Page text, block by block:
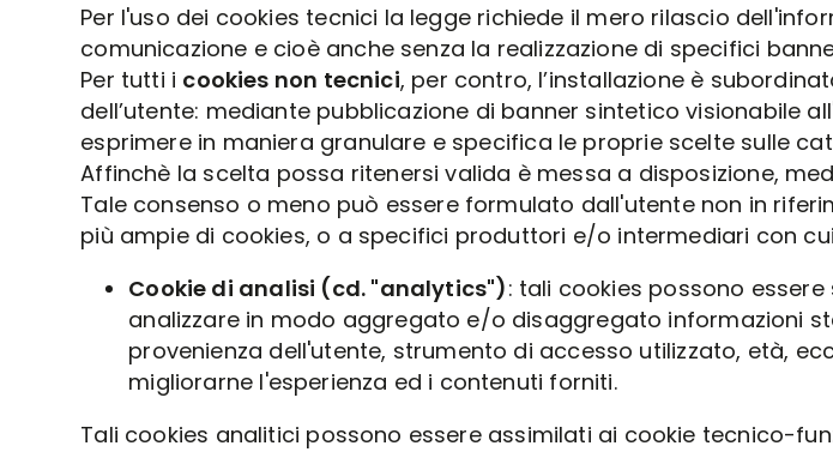
Per l'uso dei cookies tecnici la legge richiede il mero rilascio
comunicazione e cioè anche senza la realizzazione di specifici
Per tutti i cookies non tecnici, per contro, l’installazione è
dell’utente: mediante pubblicazione di banner sintetico visionabile
esprimere in maniera granulare e specifica le proprie scelte sulle
Affinchè la scelta possa ritenersi valida è messa a disposizione,
Tale consenso o meno può essere formulato dall'utente non in
più ampie di cookies, o a specifici produttori e/o intermediari con
Cookie di analisi (cd. "analytics"): tali cookies possono
analizzare in modo aggregato e/o disaggregato informazioni
provenienza dell'utente, strumento di accesso utilizzato, età,
migliorarne l'esperienza ed i contenuti forniti.
Tali cookies analitici possono essere assimilati ai cookie tecnico-